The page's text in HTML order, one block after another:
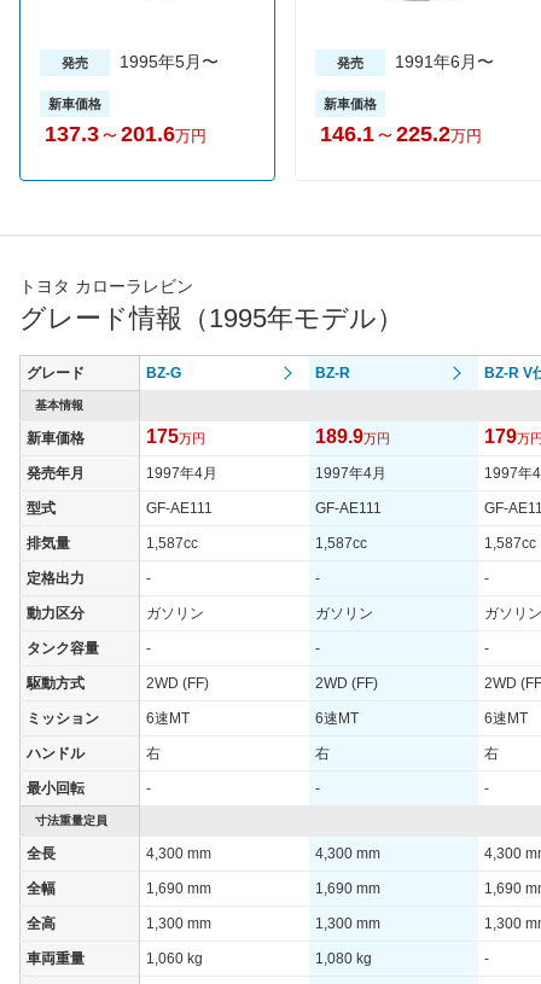
発売 1995年5月〜
新車価格
137.3～ 201.6万円
発売 1991年6月〜
新車価格
146.1～ 225.2万円
トヨタ カローラレビン
グレード情報（1995年モデル）
グレード BZ-G BZ-R BZ-R V
基本情報
新車価格 175万円 189.9万円 179万
発売年月 1997年4月 1997年4月 1997年
型式 GF-AE111 GF-AE111 GF-
排気量 1,587cc 1,587cc 1,587cc
定格出力 - - -
動力区分 ガソリン ガソリン ガソリン
タンク容量 - - -
駆動方式 2WD (FF) 2WD (FF) 2WD
ミッション 6速MT 6速MT 6速MT
ハンドル 右 右 右
最小回転 - - -
寸法重量定員
全長 4,300 mm 4,300 mm 4,300
全幅 1,690 mm 1,690 mm 1,690
全高 1,300 mm 1,300 mm 1,300
車両重量 1,060 kg 1,080 kg -